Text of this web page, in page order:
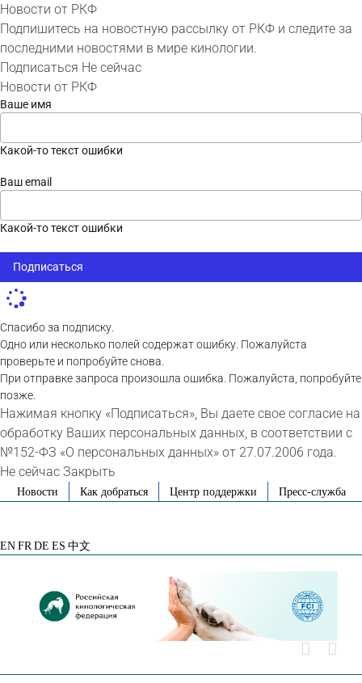
Новости от РКФ
Подпишитесь на новостную рассылку от РКФ и следите за
последними новостями в мире кинологии.
Подписаться Не сейчас
Новости от РКФ
Ваше имя
Какой-то текст ошибки
Ваш email
Какой-то текст ошибки
Подписаться
Спасибо за подписку.
Одно или несколько полей содержат ошибку. Пожалуйста
проверьте и попробуйте снова.
При отправке запроса произошла ошибка. Пожалуйста, попробуйте
позже.
Нажимая кнопку «Подписаться», Вы даете свое согласие на
обработку Ваших персональных данных, в соответствии с
№152-ФЗ «О персональных данных» от 27.07.2006 года.
Не сейчас Закрыть
SkipНовости Как добраться Центр поддержки Пресс-служба
EN FR DE ES 中文